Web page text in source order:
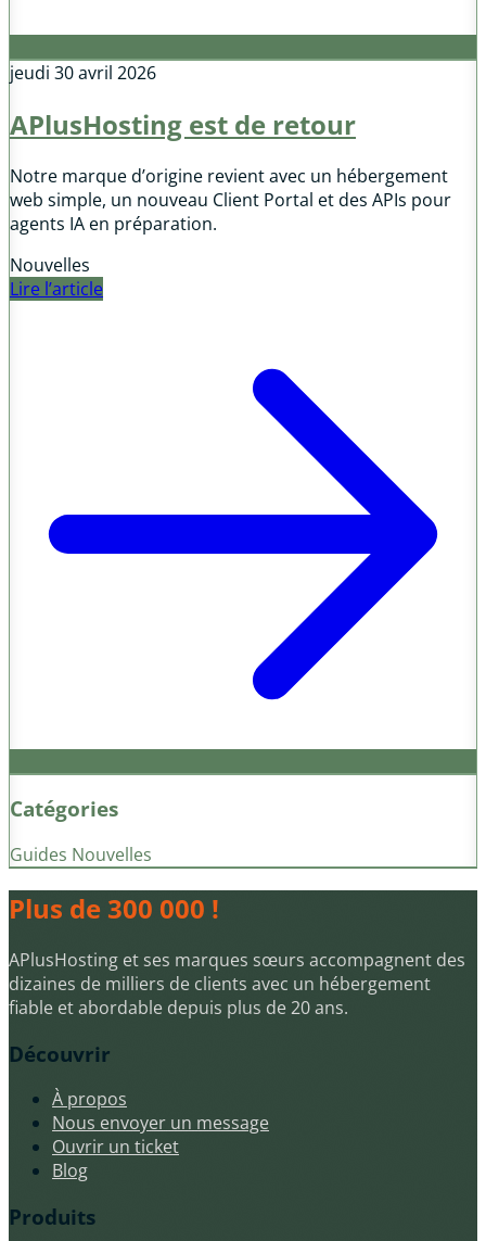
jeudi 30 avril 2026
APlusHosting est de retour
Notre marque d’origine revient avec un hébergement
web simple, un nouveau Client Portal et des APIs pour
agents IA en préparation.
Nouvelles
Lire l’article
Catégories
Guides Nouvelles
Plus de 300 000 !
APlusHosting et ses marques sœurs accompagnent des
dizaines de milliers de clients avec un hébergement
fiable et abordable depuis plus de 20 ans.
Découvrir
À propos
Nous envoyer un message
Ouvrir un ticket
Blog
Produits